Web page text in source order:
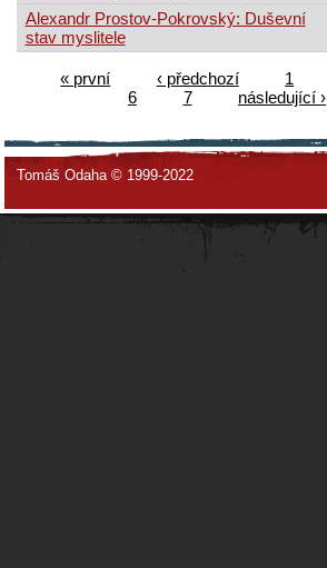
Alexandr Prostov-Pokrovský: Duševní
stav myslitele
« první ‹ předchozí 1
6
7 následující ›
Tomáš Odaha © 1999-2022